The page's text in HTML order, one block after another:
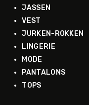
JASSEN
VEST
JURKEN-ROKKEN
LINGERIE
MODE
PANTALONS
TOPS